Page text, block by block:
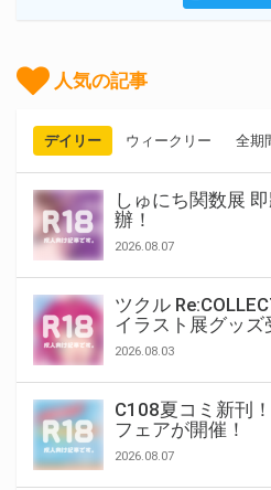
人気の記事
デイリー ウィークリー 全期
しゅにち関数展
辦！
2026.08.07
ツクル
イラスト展グッズ
2026.08.03
C108夏コミ新刊
フェアが開催！
2026.08.07